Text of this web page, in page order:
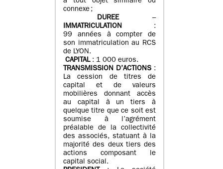
connexe ;
DUREE–
IMMATRICULATION :
99 années à compter de
son immatriculation au RCS
de LYON.
CAPITAL: 1 000 euros.
TRANSMISSION D’ACTIONS :
La cession de titres de
capital et de valeurs
mobilières donnant accès
au capital à un tiers à
quelque titre que ce soit est
soumise à l’agrément
préalable de la collectivité
des associés, statuant à la
majorité des deux tiers des
actions composant le
capital social.